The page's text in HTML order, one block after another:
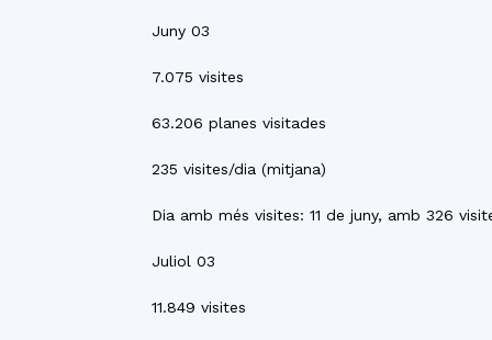
Juny 03
7.075 visites
63.206 planes visitades
235 visites/dia (mitjana)
Dia amb més visites: 11 de juny, amb 326
Juliol 03
11.849 visites